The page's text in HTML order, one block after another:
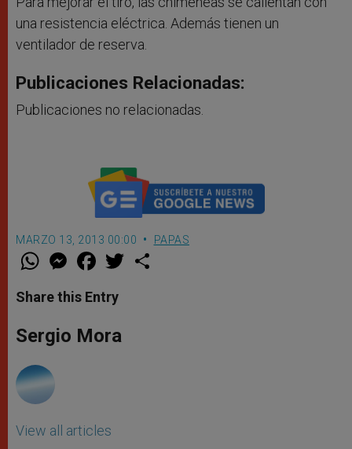
una resistencia eléctrica. Además tienen un
ventilador de reserva.
Publicaciones Relacionadas:
Publicaciones no relacionadas.
MARZO 13, 2013 00:00 PAPAS
W
t
s
p
p
M
e
s
e
g
e
F
a
e
b
o
k
w
Share this Entry
Sergio Mora
View all articles